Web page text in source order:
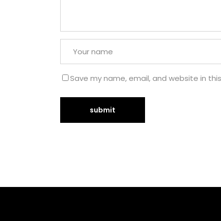
Save my name, email, and website in